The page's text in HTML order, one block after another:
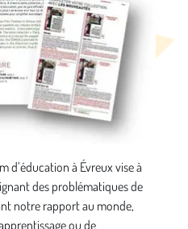
d’éducation à Évreux vise à
des problématiques de
notre rapport au monde,
ou de